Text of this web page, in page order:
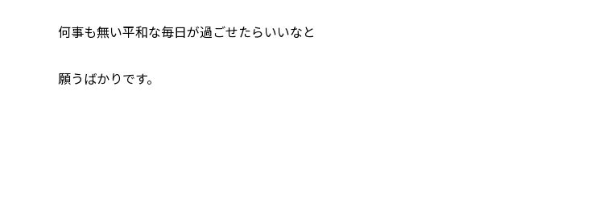
何事も無い平和な毎日が過ごせたらいいなと
願うばかりです。